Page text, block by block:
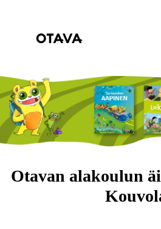
Otavan alakoulun